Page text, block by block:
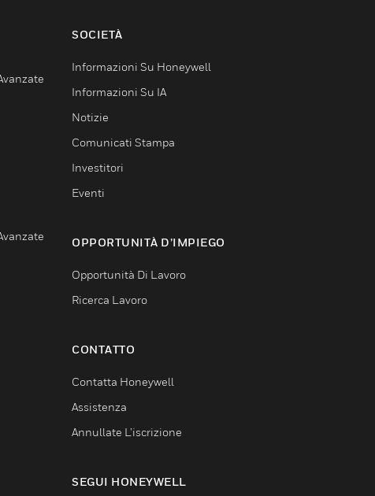
SOCIETÀ
Informazioni Su Honeywell
Informazioni Su IA
Notizie
Comunicati Stampa
Investitori
Eventi
OPPORTUNITÀ D’IMPIEGO
Opportunità Di Lavoro
Ricerca Lavoro
CONTATTO
Contatta Honeywell
Assistenza
Annullate L’iscrizione
SEGUI HONEYWELL